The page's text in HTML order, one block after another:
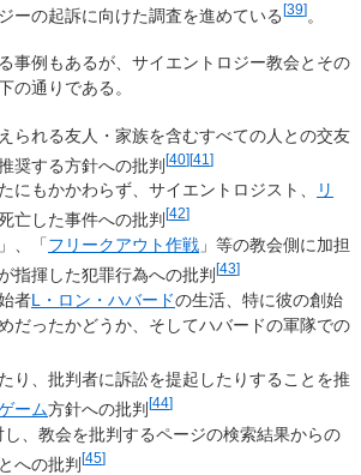
ーの起訴に向けた調査を進めている[39]。
事例もあるが、サイエントロジー教会とその
の通りである。
られる友人・家族を含むすべての人との交友
奨する方針への批判[40][41 ]
にもかかわらず、サイエントロジスト、
リ
亡した事件への批判 [42]
」、「フリークアウト作戦 」等の教会側に加担
指揮した犯罪行為への批判[43]
者L・ロン・ハバードの生活、特に彼の創始
だったかどうか、そしてハバードの軍隊での
り、批判者に訴訟を提起したりすることを推
ーム方針への批判 [44]
し、教会を批判するページの検索結果からの
への批判[45]